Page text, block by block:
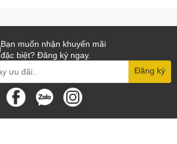
Bạn muốn nhận khuyến mãi
đặc biệt? Đăng ký ngay.
Đăng ký